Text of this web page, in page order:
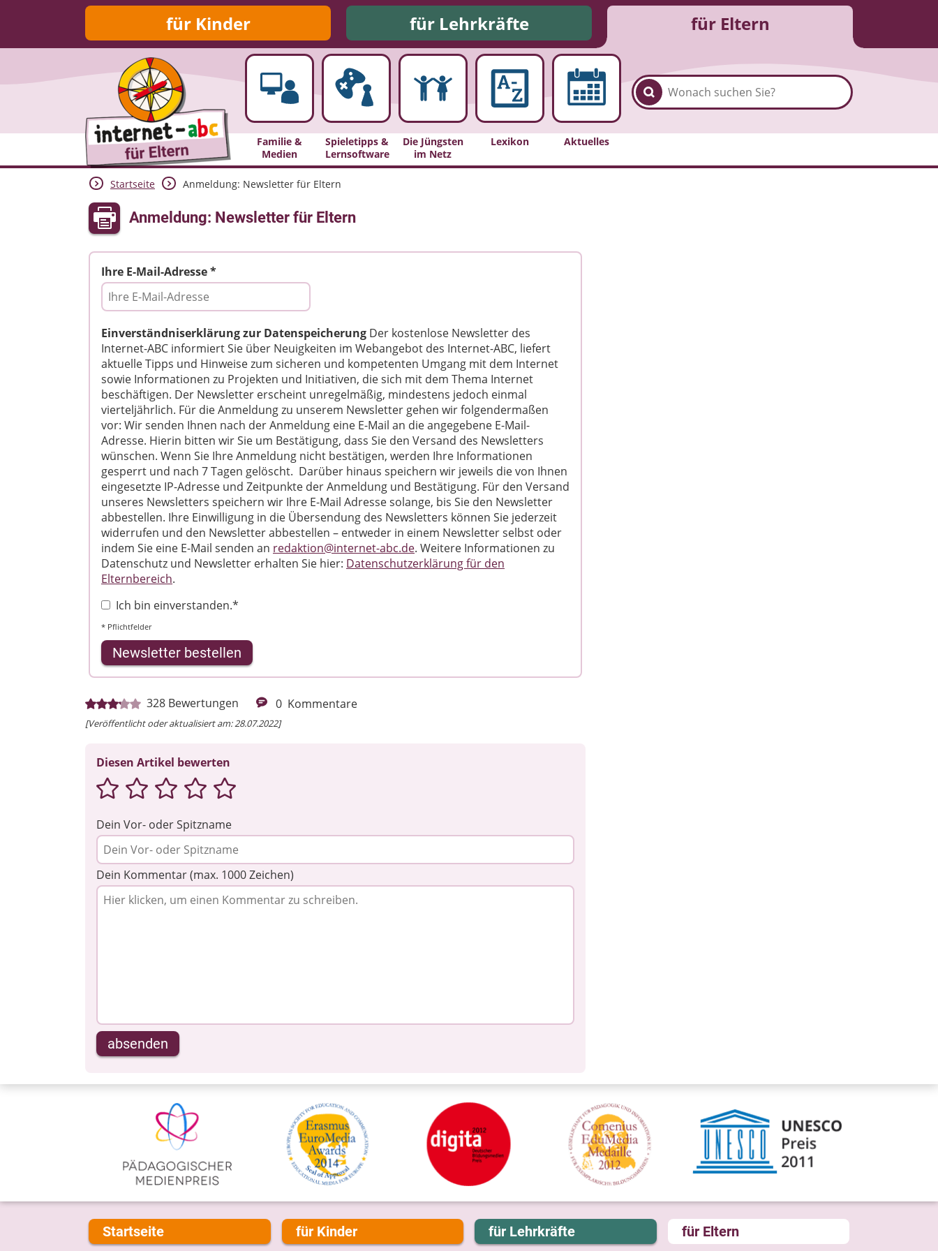
für Kinder für Lehrkräfte für Eltern
Familie &
Medien
Spieletipps &
Lernsoftware
Die Jüngsten
im Netz
Lexikon Aktuelles
Startseite Anmeldung: Newsletter für Eltern
Anmeldung: Newsletter für Eltern
Ihre E-Mail-Adresse *
Einverständniserklärung zur Datenspeicherung Der kostenlose Newsletter des
Internet-ABC informiert Sie über Neuigkeiten im Webangebot des Internet-ABC, liefert
aktuelle Tipps und Hinweise zum sicheren und kompetenten Umgang mit dem Internet
sowie Informationen zu Projekten und Initiativen, die sich mit dem Thema Internet
beschäftigen. Der Newsletter erscheint unregelmäßig, mindestens jedoch einmal
vierteljährlich. Für die Anmeldung zu unserem Newsletter gehen wir folgendermaßen
vor: Wir senden Ihnen nach der Anmeldung eine E-Mail an die angegebene E-Mail-
Adresse. Hierin bitten wir Sie um Bestätigung, dass Sie den Versand des Newsletters
wünschen. Wenn Sie Ihre Anmeldung nicht bestätigen, werden Ihre Informationen
gesperrt und nach 7 Tagen gelöscht. Darüber hinaus speichern wir jeweils die von Ihnen
eingesetzte IP-Adresse und Zeitpunkte der Anmeldung und Bestätigung. Für den Versand
unseres Newsletters speichern wir Ihre E-Mail Adresse solange, bis Sie den Newsletter
abbestellen. Ihre Einwilligung in die Übersendung des Newsletters können Sie jederzeit
widerrufen und den Newsletter abbestellen – entweder in einem Newsletter selbst oder
indem Sie eine E-Mail senden an redaktion@internet-abc.de. Weitere Informationen zu
Datenschutz und Newsletter erhalten Sie hier: Datenschutzerklärung für den
Elternbereich.
Ich bin einverstanden.*
* Pflichtfelder
Newsletter bestellen
328 Bewertungen 0 Kommentare
[Veröffentlicht oder aktualisiert am: 28.07.2022]
Diesen Artikel bewerten
Dein Vor- oder Spitzname
Dein Kommentar (max. 1000 Zeichen)
absenden
Startseite für Kinder für Lehrkräfte für Eltern